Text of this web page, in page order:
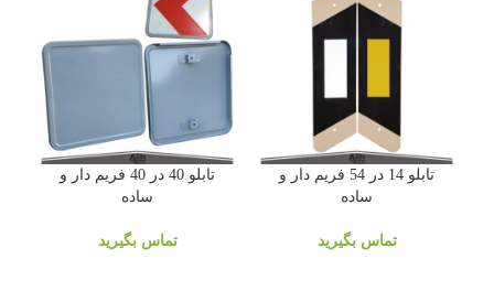
تابلو 14 در 54 فریم دار و
ساده
تماس بگیرید
تابلو 40 در 40 فریم دار و
ساده
تماس بگیرید